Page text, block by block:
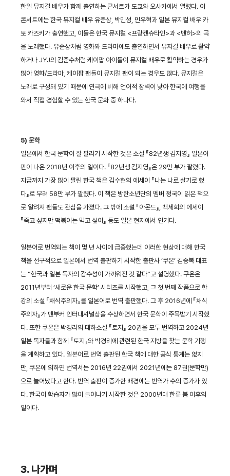
한일 뮤지컬 배우가 함께 출연하는 콘서트가 도쿄와 오사카에서 열렸다. 이
콘서트에는 한국 뮤지컬 배우 유준상, 박민성, 민우혁과 일본 뮤지컬 배우 카
토 카즈키가 출연했고, 이들은 한국 뮤지컬 <프랑켄슈타인>과 <벤허>의 곡
을 노래했다. 유준상처럼 영화와 드라마에도 출연하면서 뮤지컬 배우로 활약
하거나 JYJ의 김준수처럼 케이팝 아이돌이 뮤지컬 배우로 활약하는 경우가
많아 영화/드라마, 케이팝 팬들이 뮤지컬 팬이 되는 경우도 많다. 뮤지컬은
노래로 구성돼 있기 때문에 연극에 비해 언어적 장벽이 낮아 한국에 여행을
와서 직접 경험할 수 있는 한국 문화 중 하나다.
5) 문학
일본에서 한국 문학이 잘 팔리기 시작한 것은 소설 『82년생 김지영』 일본어
판이 나온 2018년 이후의 일이다. 『82년생 김지영』은 29만 부가 팔렸다.
지금까지 가장 많이 팔린 한국 책은 김수현의 에세이 『나는 나로 살기로 했
다』로 무려 58만 부가 팔렸다. 이 책은 방탄소년단의 멤버 정국이 읽은 책으
로 알려져 팬들도 관심을 가졌다. 그 밖에 소설 『아몬드』, 백세희의 에세이
『죽고 싶지만 떡볶이는 먹고 싶어』 등도 일본 현지에서 인기다.
일본어로 번역되는 책이 몇 년 사이에 급증했는데 이러한 현상에 대해 한국
책을 선구적으로 일본에서 번역 출판하기 시작한 출판사 ‘쿠온’ 김승복 대표
는 “한국과 일본 독자의 감수성이 가까워진 것 같다”고 설명했다. 쿠온은
2011년부터 ‘새로운 한국 문학’ 시리즈를 시작했고, 그 첫 번째 작품으로 한
강의 소설 『채식주의자』를 일본어로 번역 출판했다. 그 후 2016년에 『채식
주의자』가 맨부커 인터내셔널상을 수상하면서 한국 문학이 주목받기 시작했
다. 또한 쿠온은 박경리의 대하소설 『토지』 20권을 모두 번역하고 2024년
일본 독자들과 함께 『토지』와 박경리에 관련된 한국 지방을 찾는 문학 기행
을 계획하고 있다. 일본어로 번역 출판된 한국 책에 대한 공식 통계는 없지
만, 쿠온에 의하면 번역서는 2016년 22권에서 2021년에는 87권(문학만)
으로 늘어났다고 한다. 번역 출판이 증가한 배경에는 번역가 수의 증가가 있
다. 한국어 학습자가 많이 늘어나기 시작한 것은 2000년대 한류 붐 이후의
일이다.
3. 나가며